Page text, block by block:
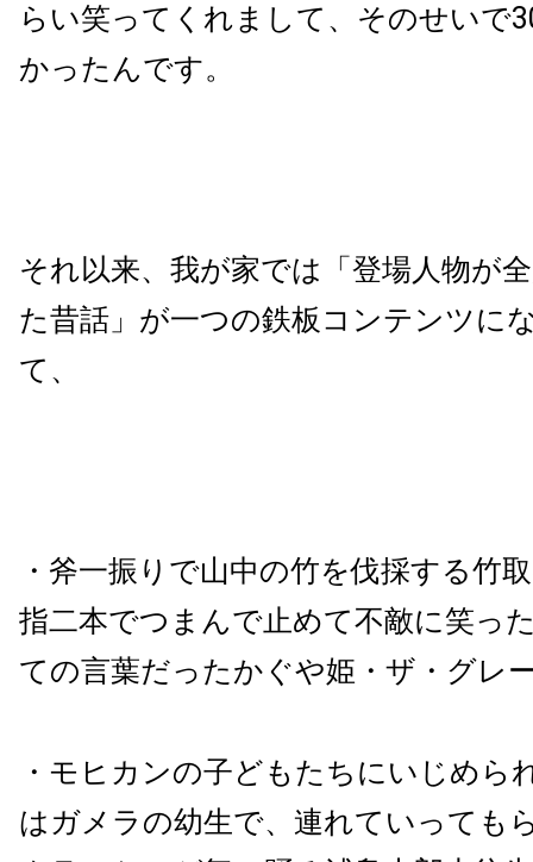
らい笑ってくれまして、そのせいで
かったんです。
それ以来、我が家では「登場人物が
た昔話」が一つの鉄板コンテンツに
て、
・斧一振りで山中の竹を伐採する竹
指二本でつまんで止めて不敵に笑っ
ての言葉だったかぐや姫・ザ・グレ
・モヒカンの子どもたちにいじめら
はガメラの幼生で、連れていっても